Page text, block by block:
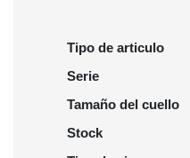
Tipo de articulo
Serie
Tamaño del cuello
Stock